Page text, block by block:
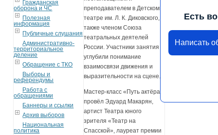
Гражданская
оборона и ЧС
Полезная
информация
Публичные слушания
Административно-
территориальное
деление
Обращение с ТКО
Выборы и
референдумы
Работа с
обращениями
Баннеры и ссылки
Архив выборов
Национальная
политика
преподавателем в Детском
театре им. Л. К. Диковского, а
также членом Союза
театральных деятелей
России. Участники занятия
углубили понимание
взаимосвязи движения и
выразительности на сцене.
Мастер-класс «Путь актёра»
провёл Эдуард Макарян,
артист Театра юного
зрителя «Театр на
Спасской», лауреат премии
Есть
Написать